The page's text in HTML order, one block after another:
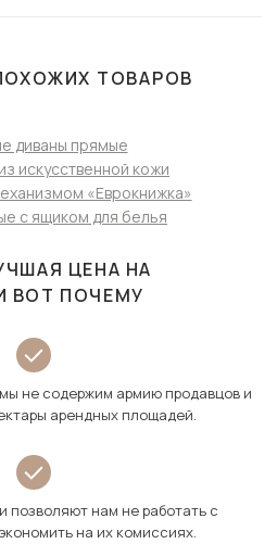
ТОВАРОВ
диваны прямые
искусственной кожи
«Еврокнижка»
с ящиком для белья
ЦЕНА НА
ВОТ ПОЧЕМУ
не содержим армию продавцов и
арендных площадей.
позволяют нам не работать с
на их комиссиях.